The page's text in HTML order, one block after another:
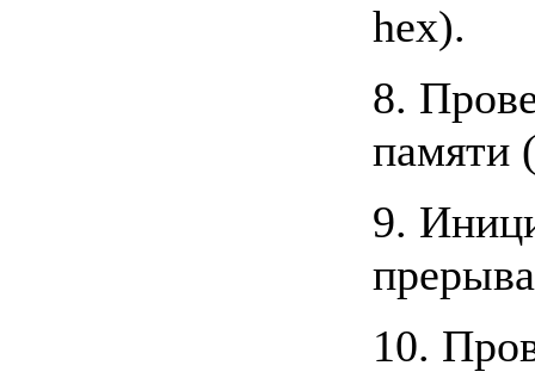
hex).
8.
памяти
9.
10.